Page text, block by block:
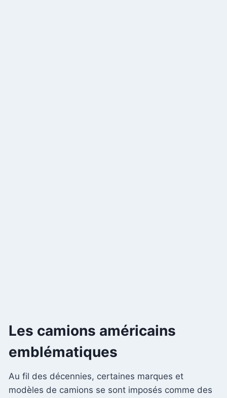
Les camions américains
emblématiques
Au fil des décennies, certaines marques et
modèles de camions se sont imposés comme des